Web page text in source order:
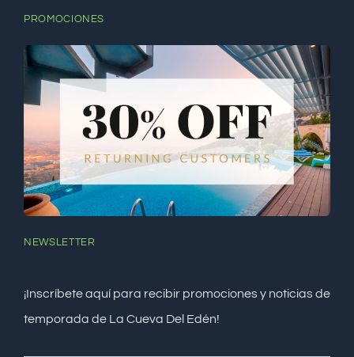
PROMOCIONES
NEWSLETTER
¡Inscríbete aquí para recibir promociones y noticias de
temporada de La Cueva Del Edén!